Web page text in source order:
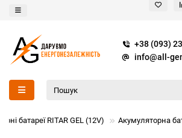
+38 (093)
info@all-
батареї RITAR GEL (12V) Акумуляторна